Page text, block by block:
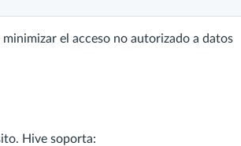
el acceso no autorizado a datos
Hive soporta: